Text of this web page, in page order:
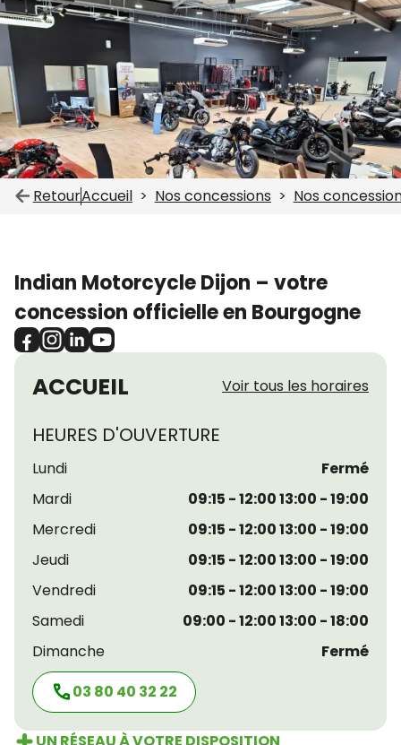
RetourAccueil Nos concessions Nos
Indian Motorcycle Dijon – votre
concession officielle en Bourgogne
ACCUEIL Voir tous les horaires
HEURES D'OUVERTURE
Lundi
Fermé
Mardi
09:15 - 12:00 13:00 - 19:00
Mercredi
09:15 - 12:00 13:00 - 19:00
Jeudi
09:15 - 12:00 13:00 - 19:00
Vendredi
09:15 - 12:00 13:00 - 19:00
Samedi
09:00 - 12:00 13:00 - 18:00
Dimanche
Fermé
03 80 40 32 22
UN RÉSEAU À VOTRE DISPOSITION